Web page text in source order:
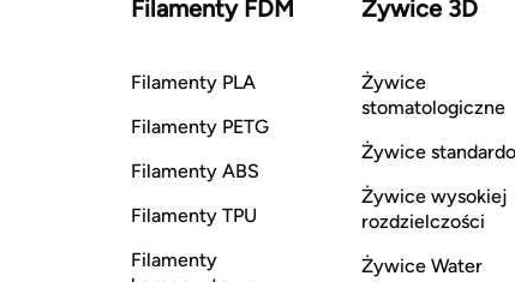
Filamenty FDM
Filamenty PLA
Filamenty PETG
Filamenty ABS
Filamenty TPU
Filamenty
Żywice 3D
Żywice
stomatologiczne
Żywice
Żywice wysokiej
rozdzielczości
Żywice Water